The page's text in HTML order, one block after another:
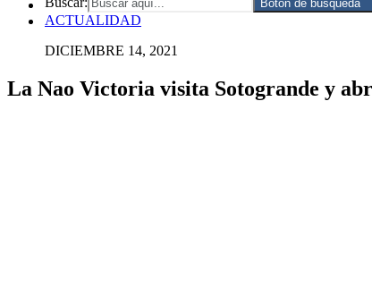
Botón de búsqueda
ACTUALIDAD
DICIEMBRE 14, 2021
La Nao Victoria visita Sotogrande y